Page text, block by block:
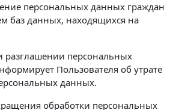
персональных данных граждан
баз данных, находящихся на
разглашении персональных
Пользователя об утрате
данных.
обработки персональных